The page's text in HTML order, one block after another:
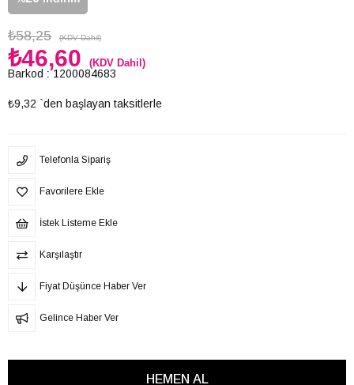
₺58,25 (KDV Dahil)
₺46,60 (KDV Dahil)
Barkod : 1200084683
₺9,32 `den başlayan taksitlerle
Telefonla Sipariş
Favorilere Ekle
İstek Listeme Ekle
Karşılaştır
Fiyat Düşünce Haber Ver
Gelince Haber Ver